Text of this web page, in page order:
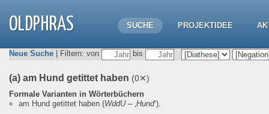
OLDPHRAS SUCHE PROJEKTIDEE
Neue Suche | Filtern: von bis
(a) am Hund getittet haben (0✕)
Formale Varianten in Wörterbüchern
am Hund getittet haben (WddU– ‚Hund‘).